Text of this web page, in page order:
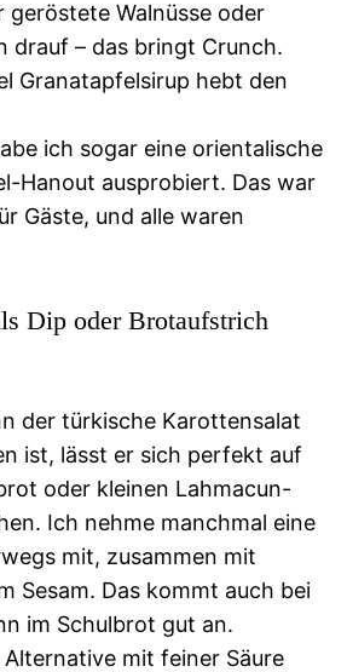
geröstete Walnüsse oder
drauf – das bringt Crunch.
Granatapfelsirup hebt den
ich sogar eine orientalische
Hanout ausprobiert. Das war
Gäste, und alle waren
Dip oder Brotaufstrich
der türkische Karottensalat
ist, lässt er sich perfekt auf
oder kleinen Lahmacun-
Ich nehme manchmal eine
mit, zusammen mit
Sesam. Das kommt auch bei
im Schulbrot gut an.
Alternative mit feiner Säure